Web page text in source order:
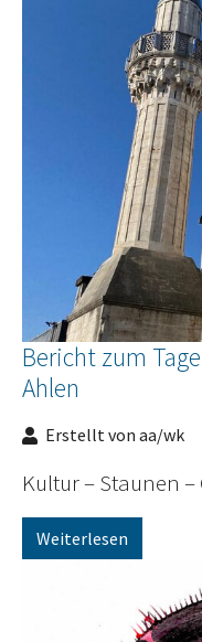
Bericht zum
Ahlen
Erstellt von aa/wk
Kultur – Staunen
Weiterlesen